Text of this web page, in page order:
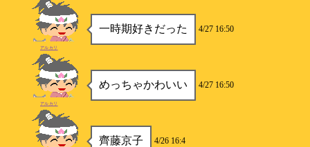
一時期好きだった 4/27 16:50
アルカリ
めっちゃかわいい 4/27 16:50
アルカリ
齊藤京子 4/26 16:4